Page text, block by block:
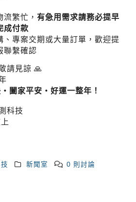
流繁忙，有急用需求請務必提早
成付款
、專案交期或大量訂單，歡迎提
聯繫確認
請見諒 🙏
闔家平安・好運一整年！
科技
新聞室
0 則討論